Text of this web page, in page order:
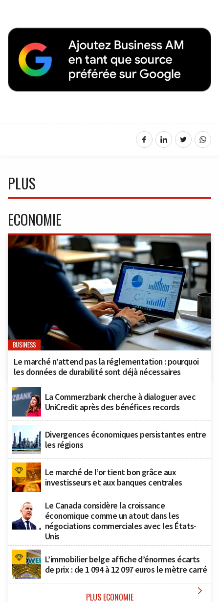
PLUS
ECONOMIE
BUSINESS
Le marché n’attend pas la réglementation : pourquoi
les données de durabilité sont déjà nécessaires
La Commerzbank cherche à dialoguer avec
UniCredit après des bénéfices records
Divergences économiques persistantes entre
les régions
Le marché de l’or tient bon grâce aux
investisseurs et aux banques centrales
Le Canada considère la croissance
économique comme un atout dans les
négociations commerciales avec les États-
Unis
L’immobilier belge affiche d’énormes écarts
de prix : de 1 094 à 12 097 euros le mètre carré
PLUS ECONOMIE 